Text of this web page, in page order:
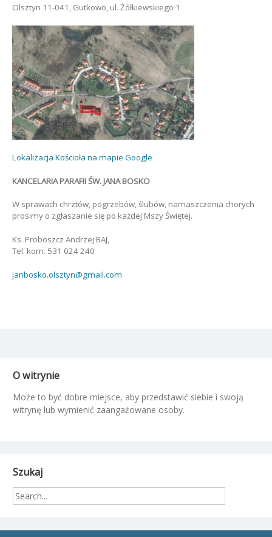
Olsztyn 11-041, Gutkowo, ul. Żółkiewskiego 1
Lokalizacja Kościoła na mapie Google
KANCELARIA PARAFII ŚW. JANA BOSKO
W sprawach chrztów, pogrzebów, ślubów, namaszczenia chorych
prosimy o zgłaszanie się po każdej Mszy Świętej.
Ks. Proboszcz Andrzej BAJ,
Tel. kom. 531 024 240
janbosko.olsztyn@gmail.com
O witrynie
Może to być dobre miejsce, aby przedstawić siebie i swoją
witrynę lub wymienić zaangażowane osoby.
Szukaj